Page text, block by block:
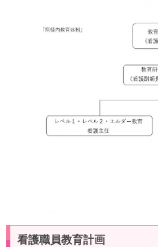
看護職員教育計画